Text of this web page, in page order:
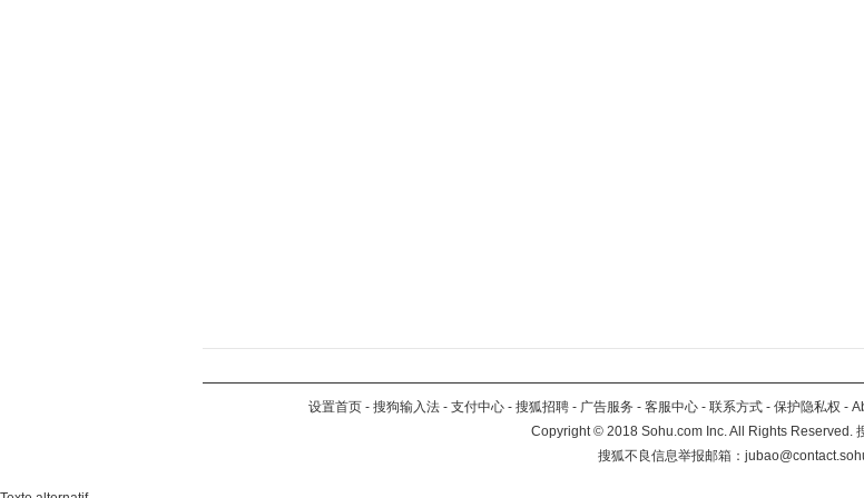
设置首页 - 搜狗输入法 - 支付中心 - 搜狐招聘 - 广告服务 - 客服中心 - 联系方式 - 保护隐私权 -
Copyright©2018 Sohu.com Inc. All Rights Reserved.
搜狐不良信息举报邮箱：